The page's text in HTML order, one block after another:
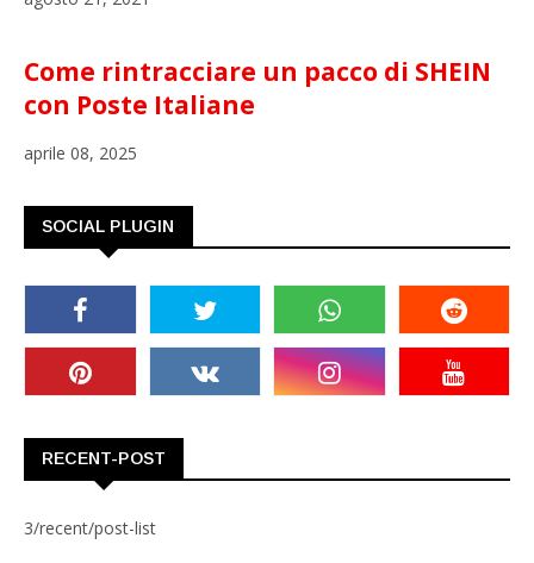
Come rintracciare un pacco di SHEIN
con Poste Italiane
aprile 08, 2025
SOCIAL PLUGIN
RECENT-POST
3/recent/post-list